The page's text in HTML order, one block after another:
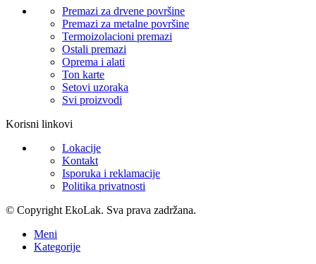
Premazi za drvene površine
Premazi za metalne površine
Termoizolacioni premazi
Ostali premazi
Oprema i alati
Ton karte
Setovi uzoraka
Svi proizvodi
Korisni linkovi
Lokacije
Kontakt
Isporuka i reklamacije
Politika privatnosti
© Copyright EkoLak. Sva prava zadržana.
Meni
Kategorije